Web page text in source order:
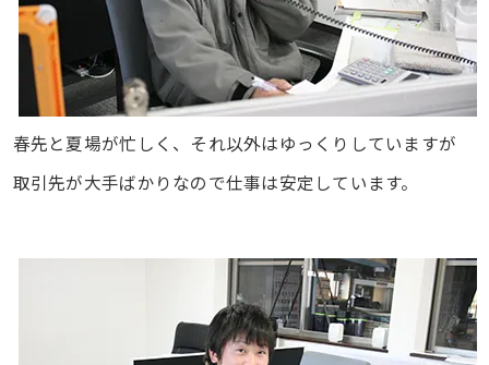
春先と夏場が忙しく、それ以外はゆっくりしていますが
取引先が大手ばかりなので仕事は安定しています。